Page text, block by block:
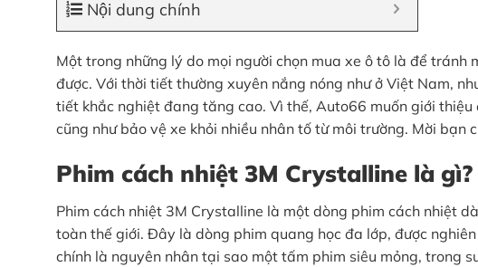
Nội dung chính
Một trong những lý do mọi người chọn mua xe ô tô là để
được. Với thời tiết thường xuyên nắng nóng như ở Việt Nam,
tiết khắc nghiệt đang tăng cao. Vì thế, Auto66 muốn giới
cũng như bảo vệ xe khỏi nhiều nhân tố từ môi trường. Mời
Phim cách nhiệt 3M Crystalline là gì?
Phim cách nhiệt 3M Crystalline là một dòng phim cách nhiệt
toàn thế giới. Đây là dòng phim quang học đa lớp, được
chính là nguyên nhân tại sao một tấm phim siêu mỏng, trong